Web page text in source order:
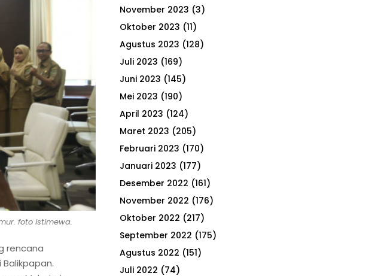
foto istimewa.
rencana
November 2023 (3)
Oktober 2023 (11)
Agustus 2023 (128)
Juli 2023 (169)
Juni 2023 (145)
Mei 2023 (190)
April 2023 (124)
Maret 2023 (205)
Februari 2023 (170)
Januari 2023 (177)
Desember 2022 (161)
November 2022 (176)
Oktober 2022 (217)
September 2022 (175)
Agustus 2022 (151)
Juli 2022 (74)